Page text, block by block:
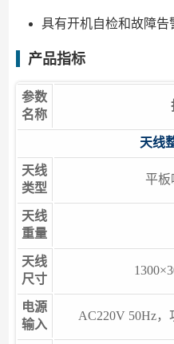
具有开机自检和故障告
产品指标
参数
名称
天线
天线
类型
平板
天线
重量
天线
尺寸
电源
输入
AC220V 50Hz，